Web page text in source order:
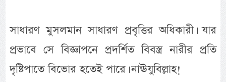
সাধারণ মুসলমান সাধারণ প্রবৃত্তির অধিকারী। যার
প্রভাবে সে বিজ্ঞাপনে প্রদর্শিত বিবস্ত্র নারীর প্রতি
দৃষ্টিপাতে বিভোর হতেই পারে। নাঊযুবিল্লাহ!